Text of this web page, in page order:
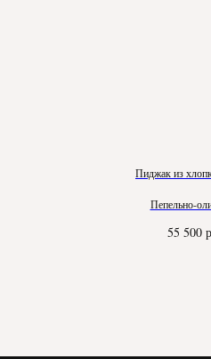
Пиджак из
Пепельно-
55 500